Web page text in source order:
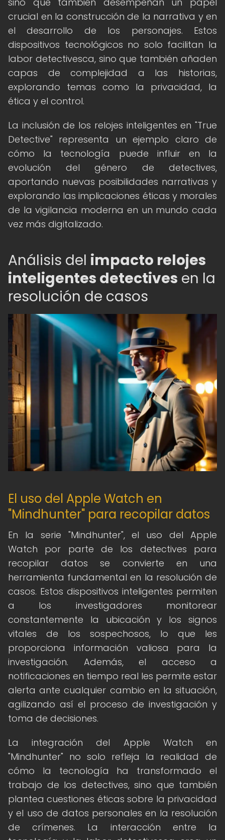
crucial en la construcción de la narrativa y en
el desarrollo de los personajes. Estos
dispositivos tecnológicos no solo facilitan la
labor detectivesca, sino que también añaden
capas de complejidad a las historias,
explorando temas como la privacidad, la
ética y el control.
La inclusión de los relojes inteligentes en "True
Detective" representa un ejemplo claro de
cómo la tecnología puede influir en la
evolución del género de detectives,
aportando nuevas posibilidades narrativas y
explorando las implicaciones éticas y morales
de la vigilancia moderna en un mundo cada
vez más digitalizado.
Análisis del impacto relojes
inteligentes detectives en la
resolución de casos
El uso del Apple Watch en
"Mindhunter" para recopilar datos
En la serie "Mindhunter", el uso del Apple
Watch por parte de los detectives para
recopilar datos se convierte en una
herramienta fundamental en la resolución de
casos. Estos dispositivos inteligentes permiten
a los investigadores monitorear
constantemente la ubicación y los signos
vitales de los sospechosos, lo que les
proporciona información valiosa para la
investigación. Además, el acceso a
notificaciones en tiempo real les permite estar
alerta ante cualquier cambio en la situación,
agilizando así el proceso de investigación y
toma de decisiones.
La integración del Apple Watch en
"Mindhunter" no solo refleja la realidad de
cómo la tecnología ha transformado el
trabajo de los detectives, sino que también
plantea cuestiones éticas sobre la privacidad
y el uso de datos personales en la resolución
de crímenes. La interacción entre la